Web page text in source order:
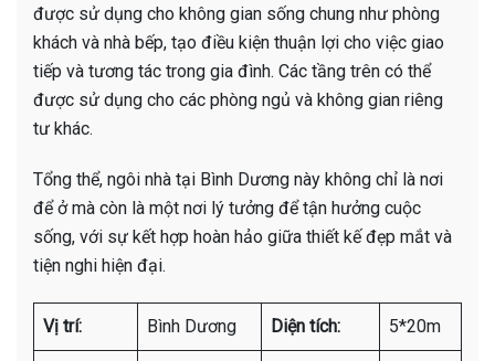
được sử dụng cho không gian sống chung như phòng
khách và nhà bếp, tạo điều kiện thuận lợi cho việc giao
tiếp và tương tác trong gia đình. Các tầng trên có thể
được sử dụng cho các phòng ngủ và không gian riêng
tư khác.
Tổng thể, ngôi nhà tại Bình Dương này không chỉ là nơi
để ở mà còn là một nơi lý tưởng để tận hưởng cuộc
sống, với sự kết hợp hoàn hảo giữa thiết kế đẹp mắt và
tiện nghi hiện đại.
Vị trí: Bình Dương Diện tích: 5*20m